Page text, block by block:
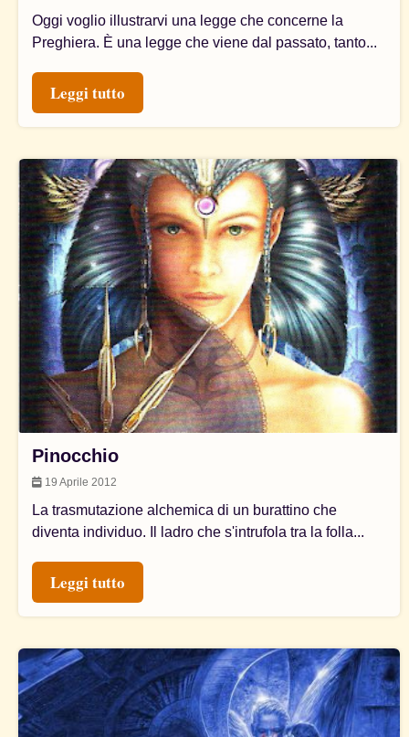
Oggi voglio illustrarvi una legge che concerne la
Preghiera. È una legge che viene dal passato, tanto...
Leggi tutto
Pinocchio
19 Aprile 2012
La trasmutazione alchemica di un burattino che
diventa individuo. Il ladro che s'intrufola tra la folla...
Leggi tutto